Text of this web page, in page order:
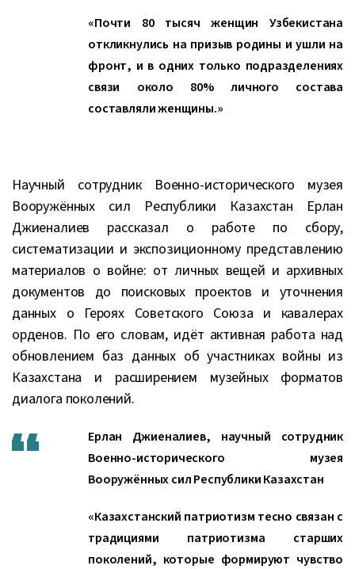
«Почти 80 тысяч женщин Узбекистана
откликнулись на призыв родины и ушли на
фронт, и в одних только подразделениях
связи около 80% личного состава
составляли женщины.»
Научный сотрудник Военно-исторического музея
Вооружённых сил Республики Казахстан Ерлан
Джиеналиев рассказал о работе по сбору,
систематизации и экспозиционному представлению
материалов о войне: от личных вещей и архивных
документов до поисковых проектов и уточнения
данных о Героях Советского Союза и кавалерах
орденов. По его словам, идёт активная работа над
обновлением баз данных об участниках войны из
Казахстана и расширением музейных форматов
диалога поколений.
Ерлан Джиеналиев, научный сотрудник
Военно-исторического музея
Вооружённых сил Республики Казахстан
«Казахстанский патриотизм тесно связан с
традициями патриотизма старших
поколений, которые формируют чувство